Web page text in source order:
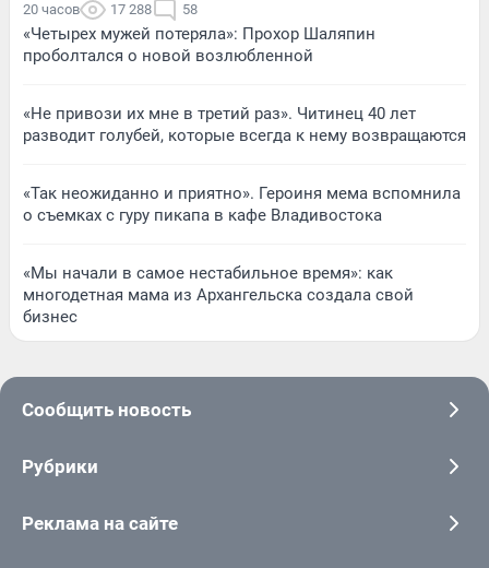
20 часов 17 288 58
«Четырех мужей потеряла»: Прохор Шаляпин
проболтался о новой возлюбленной
«Не привози их мне в третий раз». Читинец 40 лет
разводит голубей, которые всегда к нему возвращаются
«Так неожиданно и приятно». Героиня мема вспомнила
о съемках с гуру пикапа в кафе Владивостока
«Мы начали в самое нестабильное время»: как
многодетная мама из Архангельска создала свой
бизнес
Сообщить новость
Рубрики
Реклама на сайте